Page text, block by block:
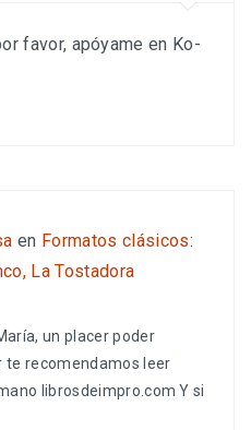
favor, apóyame en Ko-
en Formatos clásicos:
La Tostadora
un placer poder
te recomendamos leer
librosdeimpro.com Y si